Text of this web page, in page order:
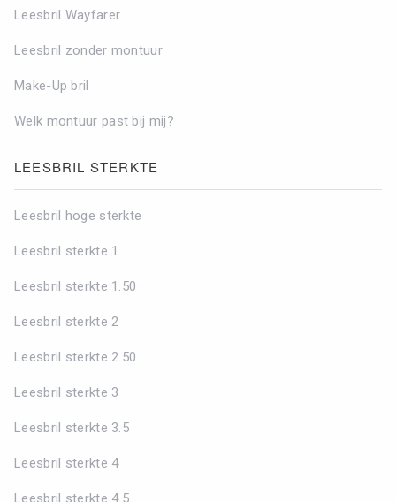
Leesbril Wayfarer
Leesbril zonder montuur
Make-Up bril
Welk montuur past bij mij?
LEESBRIL STERKTE
Leesbril hoge sterkte
Leesbril sterkte 1
Leesbril sterkte 1.50
Leesbril sterkte 2
Leesbril sterkte 2.50
Leesbril sterkte 3
Leesbril sterkte 3.5
Leesbril sterkte 4
Leesbril sterkte 4.5